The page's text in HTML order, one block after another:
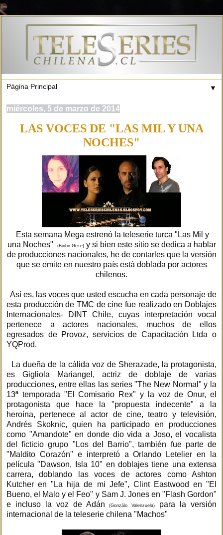
▼
miércoles, 5 de marzo de 2014
LAS VOCES DE "LAS MIL Y UNA
NOCHES"
Esta semana Mega estrenó la teleserie turca "Las Mil y
una Noches"
(Binbir Gece)y si bien este sitio se dedica a hablar
de producciones nacionales, he de contarles que la versión
que se emite en nuestro país está doblada por actores
chilenos.
Así es, las voces que usted escucha en cada personaje de
esta producción de TMC de cine fue realizado en Doblajes
Internacionales- DINT Chile, cuyas interpretación vocal
pertenece a actores nacionales, muchos de ellos
egresados de Provoz, servicios de Capacitación Ltda o
YQProd.
La dueña de la cálida voz de Sherazade, la protagonista,
es Gigliola Mariangel, actriz de doblaje de varias
producciones, entre ellas las series "The New Normal" y la
13ª temporada "El Comisario Rex" y la voz de Onur, el
protagonista que hace la "propuesta indecente" a la
heroína, pertenece al actor de cine, teatro y televisión,
Andrés Skoknic, quien ha participado en producciones
como "Amandote" en donde dio vida a Joso, el vocalista
del ficticio grupo "Los del Barrio", también fue parte de
"Maldito Corazón" e interpretó a Orlando Letelier en la
película "Dawson, Isla 10" en doblajes tiene una extensa
carrera, doblando las voces de actores como Ashton
Kutcher en "La hija de mi Jefe", Clint Eastwood en "El
Bueno, el Malo y el Feo" y Sam J. Jones en "Flash Gordon"
e incluso la voz de Adán(Gonzálo Valenzuela)
para la versión
internacional de la teleserie chilena "Machos"